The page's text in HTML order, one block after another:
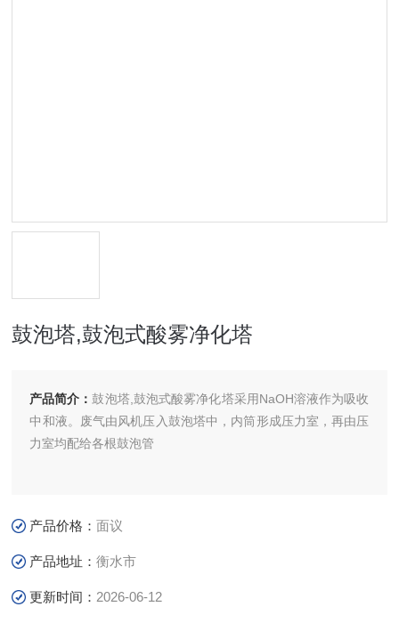
鼓泡塔,鼓泡式酸雾净化塔
产品简介：鼓泡塔,鼓泡式酸雾净化塔采用NaOH溶液作为吸收
中和液。废气由风机压入鼓泡塔中，内筒形成压力室，再由压
力室均配给各根鼓泡管
产品价格：面议
产品地址：衡水市
更新时间： 2026-06-12